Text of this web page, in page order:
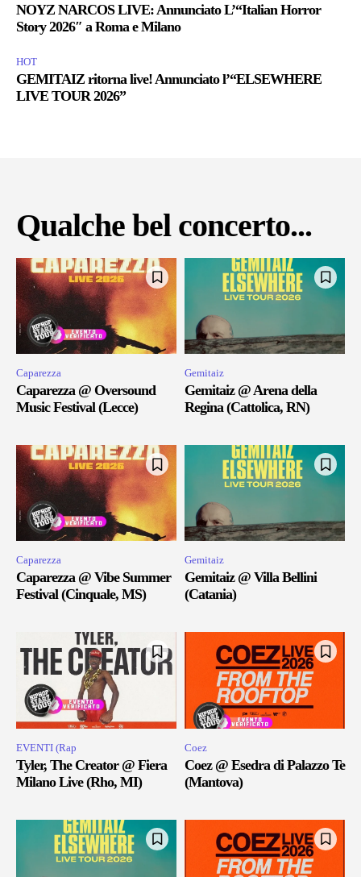
NOYZ NARCOS LIVE: Annunciato L’“Italian Horror
Story 2026″ a Roma e Milano
HOT
GEMITAIZ ritorna live! Annunciato l’“ELSEWHERE
LIVE TOUR 2026”
Qualche bel concerto...
Caparezza
Caparezza @ Oversound
Music Festival (Lecce)
Gemitaiz
Gemitaiz @ Arena della
Regina (Cattolica, RN)
Caparezza
Caparezza @ Vibe Summer
Festival (Cinquale, MS)
Gemitaiz
Gemitaiz @ Villa Bellini
(Catania)
EVENTI (Rap
Tyler, The Creator @ Fiera
Milano Live (Rho, MI)
Coez
Coez @ Esedra di Palazzo Te
(Mantova)